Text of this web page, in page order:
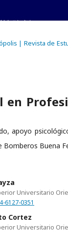
| Revista de
en
apoyo
Bomberos Buena
Universitario
6127-0351
Cortez
Universitario